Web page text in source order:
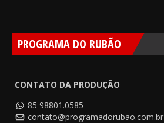
PROGRAMA DO RUBÃO
CONTATO DA PRODUÇÃO
85 98801.0585
contato@programadorubao.com.br